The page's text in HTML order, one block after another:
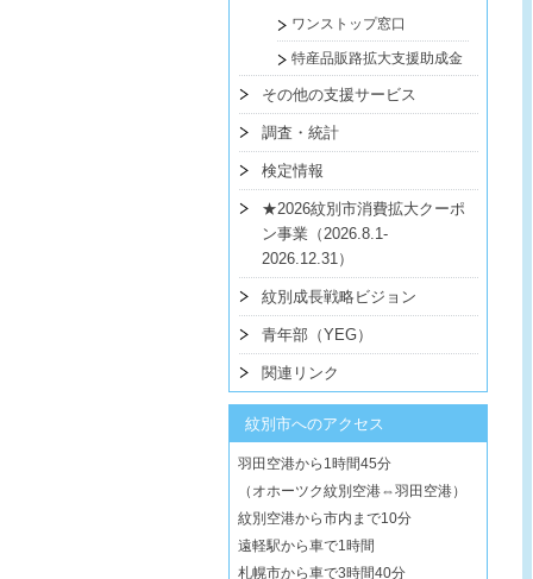
ワンストップ窓口
特産品販路拡大支援助成金
その他の支援サービス
調査・統計
検定情報
★2026紋別市消費拡大クーポ
ン事業（2026.8.1-
2026.12.31）
紋別成長戦略ビジョン
青年部（YEG）
関連リンク
紋別市へのアクセス
羽田空港から1時間45分
（オホーツク紋別空港⇔羽田空港）
紋別空港から市内まで10分
遠軽駅から車で1時間
札幌市から車で3時間40分